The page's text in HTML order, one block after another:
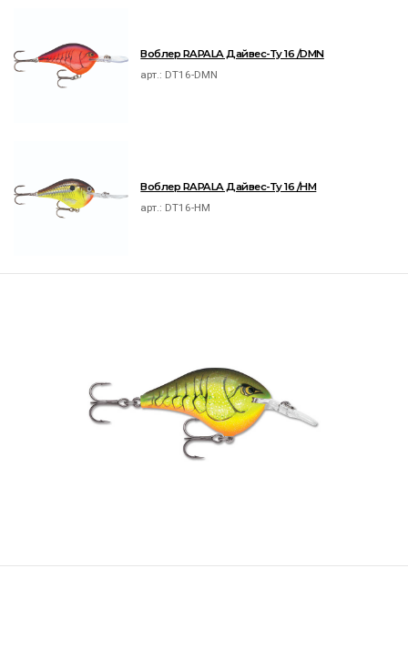
Воблер RAPALA Дайвес-Ту 16 /DMN
арт.: DT16-DMN
Воблер RAPALA Дайвес-Ту 16 /HM
арт.: DT16-HM